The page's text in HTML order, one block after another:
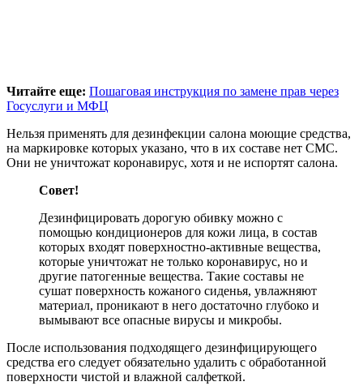
Читайте еще: Пошаговая инструкция по замене прав через
Госуслуги и МФЦ
Нельзя применять для дезинфекции салона моющие средства,
на маркировке которых указано, что в их составе нет СМС.
Они не уничтожат коронавирус, хотя и не испортят салона.
Совет!
Дезинфицировать дорогую обивку можно с
помощью кондиционеров для кожи лица, в состав
которых входят поверхностно-активные вещества,
которые уничтожат не только коронавирус, но и
другие патогенные вещества. Такие составы не
сушат поверхность кожаного сиденья, увлажняют
материал, проникают в него достаточно глубоко и
вымывают все опасные вирусы и микробы.
После использования подходящего дезинфицирующего
средства его следует обязательно удалить с обработанной
поверхности чистой и влажной салфеткой.